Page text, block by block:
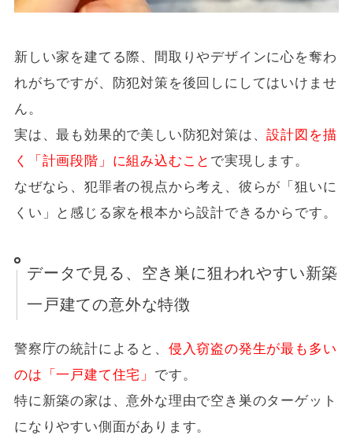
新しい家を建てる際、間取りやデザインに心を奪わ
れがちですが、防犯対策を後回しにしてはいけませ
ん。
実は、最も効果的で美しい防犯対策は、設計図を描
く「計画段階」に組み込むこと で実現します。
なぜなら、犯罪者の視点から考え、彼らが「狙いに
くい」と感じる家を根本から設計できるからです。
データで見る、空き巣に狙われやすい新築
一戸建ての意外な特徴
警察庁の統計によると、 侵入窃盗の発生が最も多い
のは「一戸建て住宅」 です。
特に新築の家は、意外な理由で空き巣のターゲット
になりやすい側面があります。